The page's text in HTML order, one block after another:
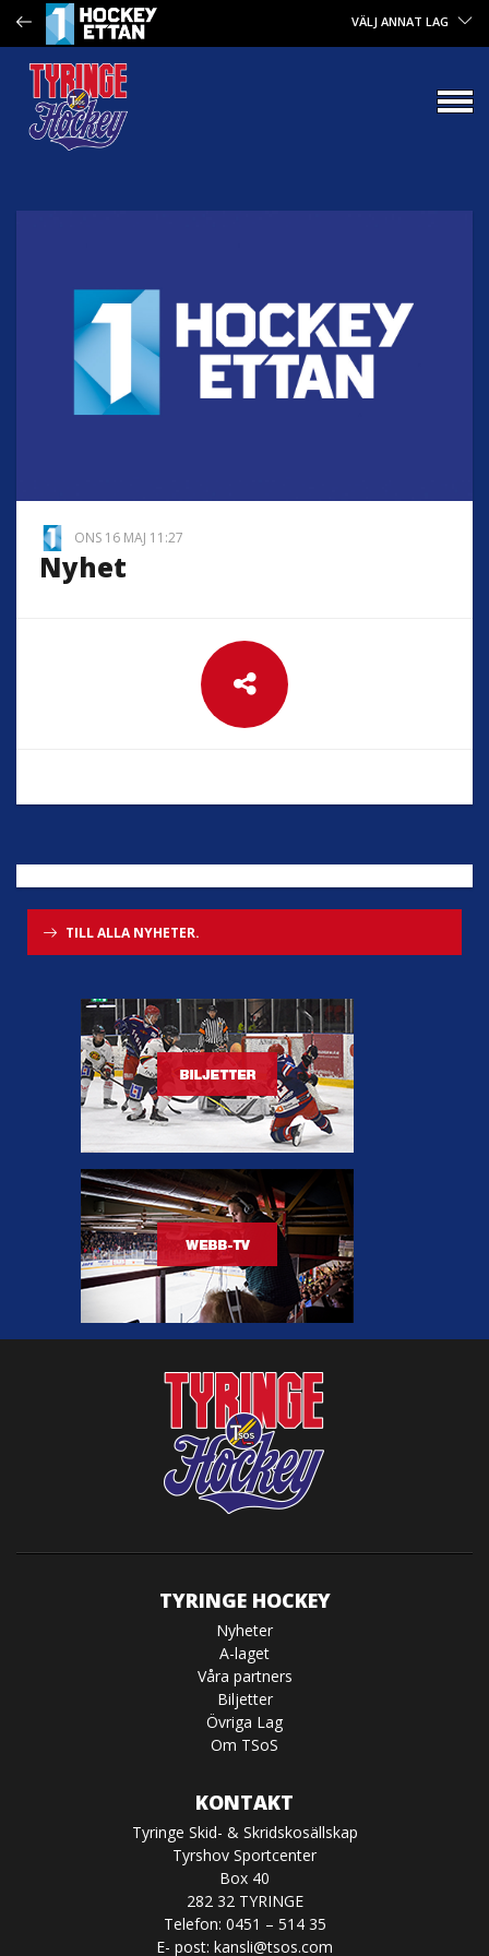
VÄLJ ANNAT LAG
ONS 16 MAJ 11:27
Nyhet
TILL ALLA NYHETER.
TYRINGE HOCKEY
Nyheter
A-laget
Våra partners
Biljetter
Övriga Lag
Om TSoS
KONTAKT
Tyringe Skid- & Skridskosällskap
Tyrshov Sportcenter
Box 40
282 32 TYRINGE
Telefon: 0451 – 514 35
E- post: kansli@tsos.com